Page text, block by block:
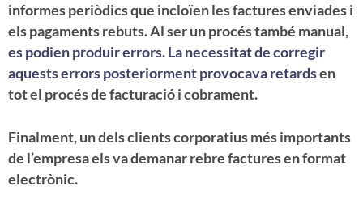
informes periòdics que incloïen les factures enviades i
els pagaments rebuts. Al ser un procés també manual,
es podien produir errors. La necessitat de corregir
aquests errors posteriorment provocava retardsen
tot el procés de facturació i cobrament.
Finalment, un dels clients corporatius més importants
de l’empresa els va demanar rebre factures en format
electrònic.